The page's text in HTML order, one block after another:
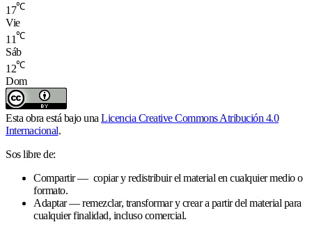
17℃
Vie
11℃
Sáb
12℃
Dom
Esta obra está bajo unaLicencia Creative Commons Atribución 4.0
Internacional.
Sos libre de:
Compartir — copiar y redistribuir el material en cualquier medio o
formato.
Adaptar — remezclar, transformar y crear a partir del material para
cualquier finalidad, incluso comercial.